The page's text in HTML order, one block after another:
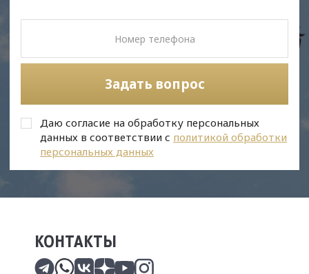
Задать вопрос
Даю согласие на обработку персональных
данных в соответствии с политикой обработки
персональных данных
КОНТАКТЫ